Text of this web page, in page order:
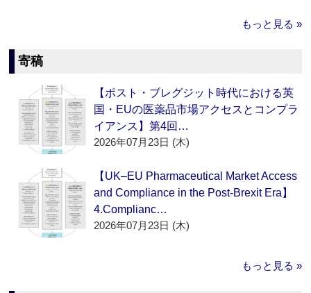
もっと見る »
寄稿
【ポスト・ブレグジット時代における英
国・EUの医薬品市場アクセスとコンプラ
イアンス】第4回…
2026年07月23日 (木)
【UK–EU Pharmaceutical Market Access
and Compliance in the Post-Brexit Era】
4.Complianc…
2026年07月23日 (木)
もっと見る »